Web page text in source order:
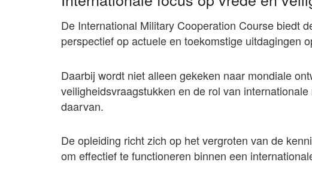
De International Military Cooperation Course biedt
perspectief op actuele en toekomstige uitdagingen
Daarbij wordt niet alleen gekeken naar mondiale
veiligheidsvraagstukken en de rol van
daarvan.
De opleiding richt zich op het vergroten van de
om effectief te functioneren binnen een